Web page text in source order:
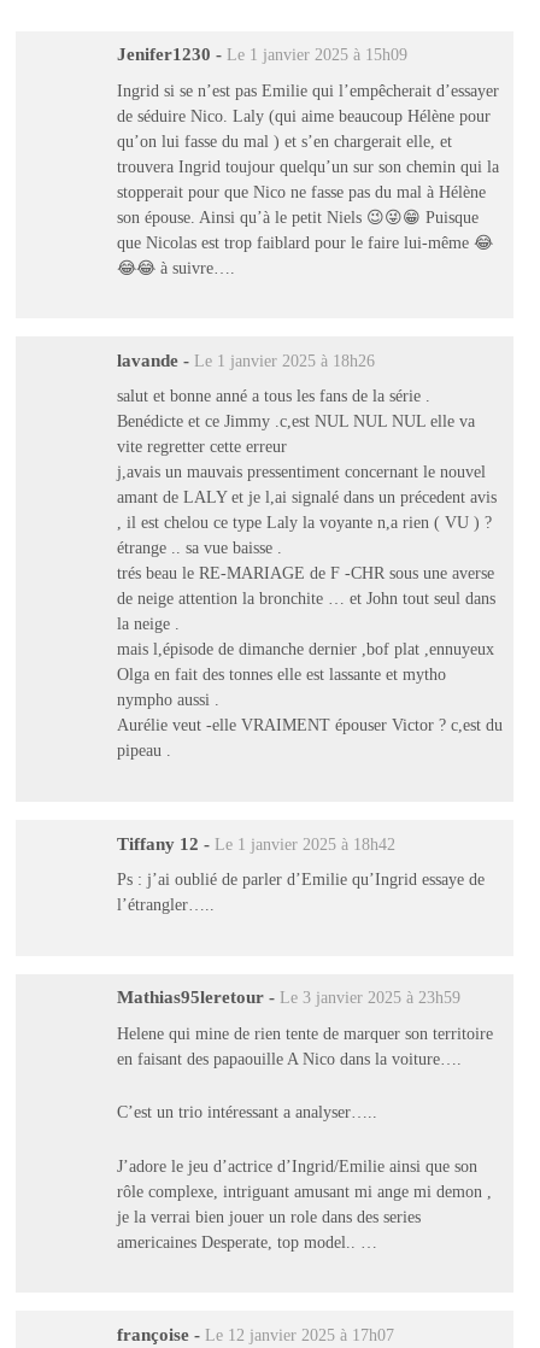
Jenifer1230 - Le 1 janvier 2025 à 15h09
Ingrid si se n’est pas Emilie qui l’empêcherait d’essayer
de séduire Nico. Laly (qui aime beaucoup Hélène pour
qu’on lui fasse du mal ) et s’en chargerait elle, et
trouvera Ingrid toujour quelqu’un sur son chemin qui la
stopperait pour que Nico ne fasse pas du mal à Hélène
son épouse. Ainsi qu’à le petit Niels 😉😜😁 Puisque
que Nicolas est trop faiblard pour le faire lui-même 😂
😂😂 à suivre….
lavande - Le 1 janvier 2025 à 18h26
salut et bonne anné a tous les fans de la série .
Benédicte et ce Jimmy .c,est NUL NUL NUL elle va
vite regretter cette erreur
j,avais un mauvais pressentiment concernant le nouvel
amant de LALY et je l,ai signalé dans un précedent avis
, il est chelou ce type Laly la voyante n,a rien ( VU ) ?
étrange .. sa vue baisse .
trés beau le RE-MARIAGE de F -CHR sous une averse
de neige attention la bronchite … et John tout seul dans
la neige .
mais l,épisode de dimanche dernier ,bof plat ,ennuyeux
Olga en fait des tonnes elle est lassante et mytho
nympho aussi .
Aurélie veut -elle VRAIMENT épouser Victor ? c,est du
pipeau .
Tiffany 12 - Le 1 janvier 2025 à 18h42
Ps : j’ai oublié de parler d’Emilie qu’Ingrid essaye de
l’étrangler…..
Mathias95leretour - Le 3 janvier 2025 à 23h59
Helene qui mine de rien tente de marquer son territoire
en faisant des papaouille A Nico dans la voiture….
C’est un trio intéressant a analyser…..
J’adore le jeu d’actrice d’Ingrid/Emilie ainsi que son
rôle complexe, intriguant amusant mi ange mi demon ,
je la verrai bien jouer un role dans des series
americaines Desperate, top model.. …
françoise - Le 12 janvier 2025 à 17h07